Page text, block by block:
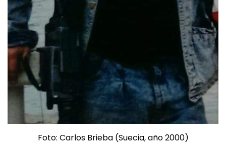
Foto: Carlos Brieba (Suecia, año 2000)